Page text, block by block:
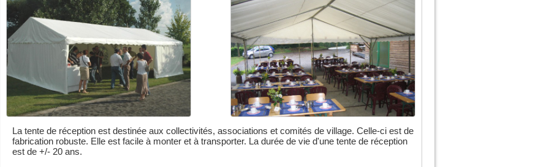
La tente de réception est destinée aux collectivités, associations et comités de village. Celle-ci est de
fabrication robuste. Elle est facile à monter et à transporter. La durée de vie d'une tente de réception
est de +/- 20 ans.